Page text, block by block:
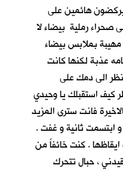
يركضون هائمين على
رملية بيضاء لا
بملابس بيضاء
عذبة لكنها كانت
الى دمك على
كيف استقبلك يا وحيدي
فانت سترى المزيد
ابتسمت ثانية و غفت .
. كنت خائفاً من
، حبال تتحرك